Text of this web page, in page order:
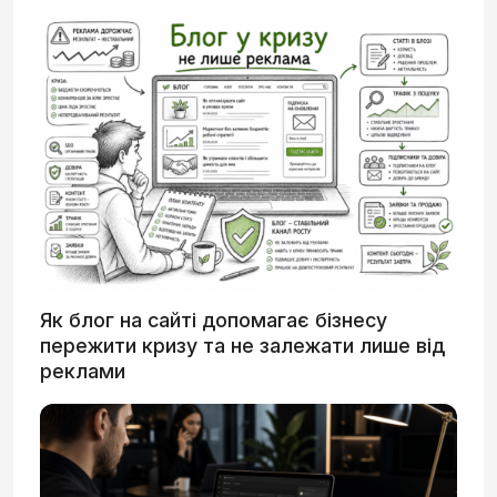
Як блог на сайті допомагає бізнесу
пережити кризу та не залежати лише від
реклами